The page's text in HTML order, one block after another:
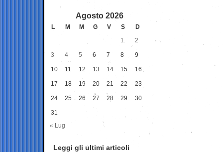
Agosto 2026
L M M G V S
D
1
2
3 4 5 6 7 8 9
10 11 12 13 14 15 16
17 18 19 20 21 22 23
24 25 26 27 28 29 30
31
« Lug
Leggi gli ultimi articoli